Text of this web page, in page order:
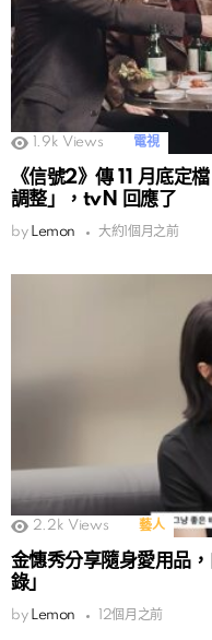
1.9k Views 電視
《信號2》傳 11 月底定
調整」，tvN 回應了
by Lemon 大約1個月之前
2.2k Views 藝人
金憓秀分享隨身愛用品
錄」
by Lemon 12個月之前